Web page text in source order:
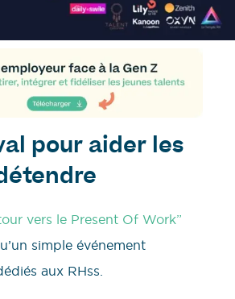
pour aider les
vers le Present Of Work”
simple événement
aux RHss.